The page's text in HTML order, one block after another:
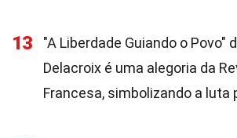
13
"A Liberdade Guiando o Povo"
Delacroix é uma alegoria da
Francesa, simbolizando a luta